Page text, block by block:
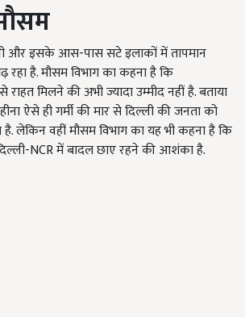
और इसके आस-पास सटे इलाकों में तापमान
रहा है. मौसम विभाग का कहना है कि
राहत मिलने की अभी ज्यादा उम्मीद नहीं है. बताया
ऐसे ही गर्मी की मार से दिल्ली की जनता को
लेकिन वहीं मौसम विभाग का यह भी कहना है कि
NCR में बादल छाए रहने की आशंका है.